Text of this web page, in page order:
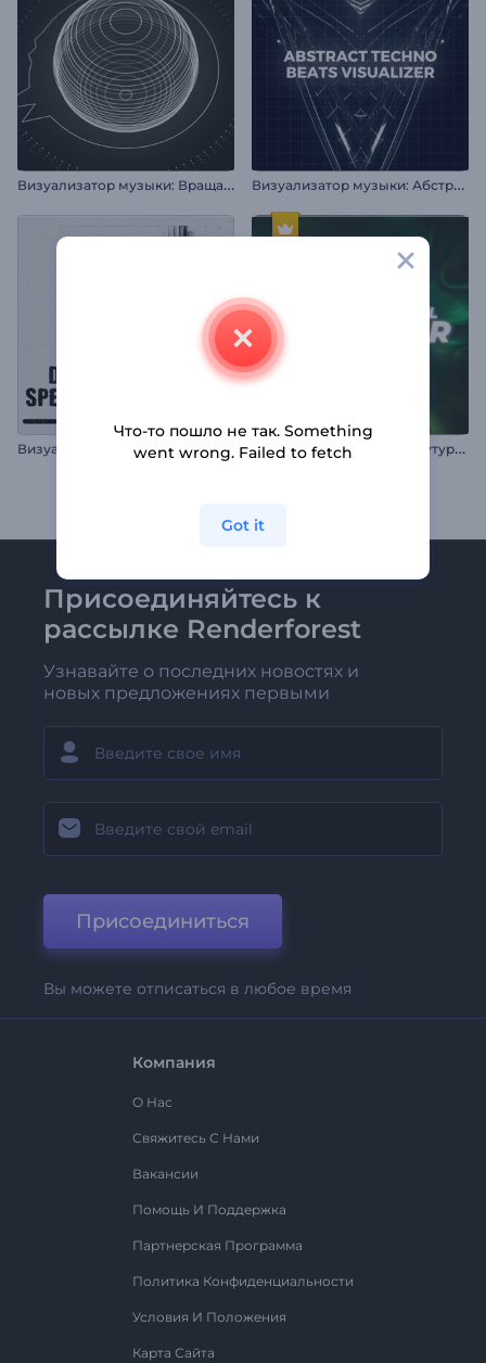
В
изуализатор музыки: Вращающаяся сфера В
изуализатор музыки: Абстрактные биты техно
В
изуализатор искаженного аудиоспектра В
изуализатор музыки: Футуристический тоннель
Присоединяйтесь к
рассылке Renderforest
Узнавайте о последних новостях и
новых предложениях первыми
Присоединиться
Вы можете отписаться в любое время
Компания
О Нас
Свяжитесь С Нами
Вакансии
Помощь И Поддержка
Партнерская Программа
Политика Конфиденциальности
Условия И Положения
Карта Сайта
Что-то пошло не так. Something
went wrong. Failed to fetch
Got it